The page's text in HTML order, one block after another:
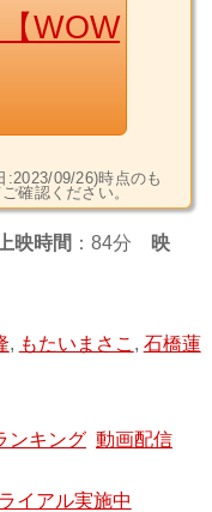
WOW
:2023/09/26)時点のも
確認ください。
上映時間 ：84分
映
, もたいまさこ , 石橋蓮
ンキング 動画配信
イアル実施中